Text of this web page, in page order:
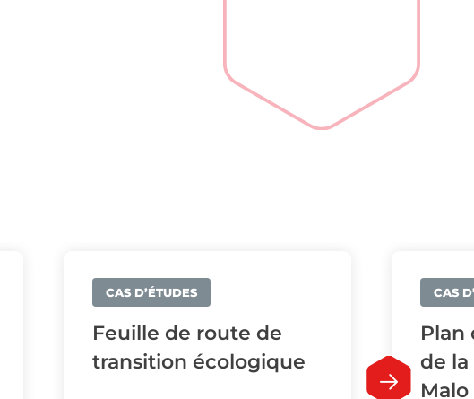
CAS D’ÉTUDES
Feuille de route de
transition écologique
CAS
Plan
de
Malo